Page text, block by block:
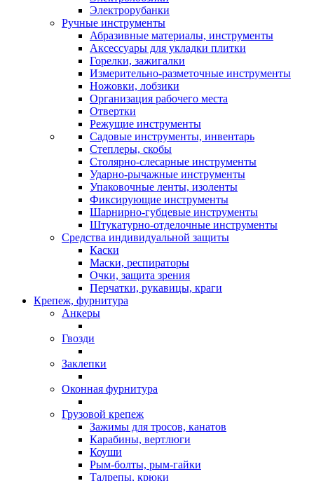
Электрорубанки
Ручные инструменты
Абразивные материалы, инструменты
Аксессуары для укладки плитки
Горелки, зажигалки
Измерительно-разметочные инструменты
Ножовки, лобзики
Организация рабочего места
Отвертки
Режущие инструменты
Садовые инструменты, инвентарь
Степлеры, скобы
Столярно-слесарные инструменты
Ударно-рычажные инструменты
Упаковочные ленты, изоленты
Фиксирующие инструменты
Шарнирно-губцевые инструменты
Штукатурно-отделочные инструменты
Средства индивидуальной защиты
Каски
Маски, респираторы
Очки, защита зрения
Перчатки, рукавицы, краги
Крепеж, фурнитура
Анкеры
Гвозди
Заклепки
Оконная фурнитура
Грузовой крепеж
Зажимы для тросов, канатов
Карабины, вертлюги
Коуши
Рым-болты, рым-гайки
Талрепы, крюки